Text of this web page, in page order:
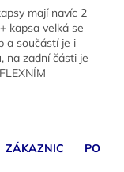
mají navíc 2
kapsa velká se
a součástí je i
na zadní části je
PO